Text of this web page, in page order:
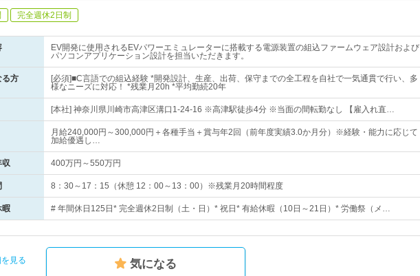
完全週休2日制
EV開発に使用されるEVパワーエミュレーターに搭載する電源装置の組込ファームウェア設計および
パソコンアプリケーション設計を担当いただきます。
る方
[必須]■C言語での組込経験 *開発設計、生産、出荷、保守までの全工程を自社で一気通貫で行い、多
様なニーズに対応！ *残業月20h *平均勤続20年
[本社] 神奈川県川崎市高津区溝口1-24-16 ※高津駅徒歩4分 ※当面の間転勤なし 【雇入れ直…
月給240,000円～300,000円＋各種手当＋賞与年2回（前年度実績3.0か月分）※経験・能力に応じて
加給優遇し…
収 400万円～550万円
8：30～17：15（休憩 12：00～13：00）※残業月20時間程度
暇 # 年間休日125日* 完全週休2日制（土・日）* 祝日* 有給休暇（10日～21日）* 労働祭（メ…
見る 気になる